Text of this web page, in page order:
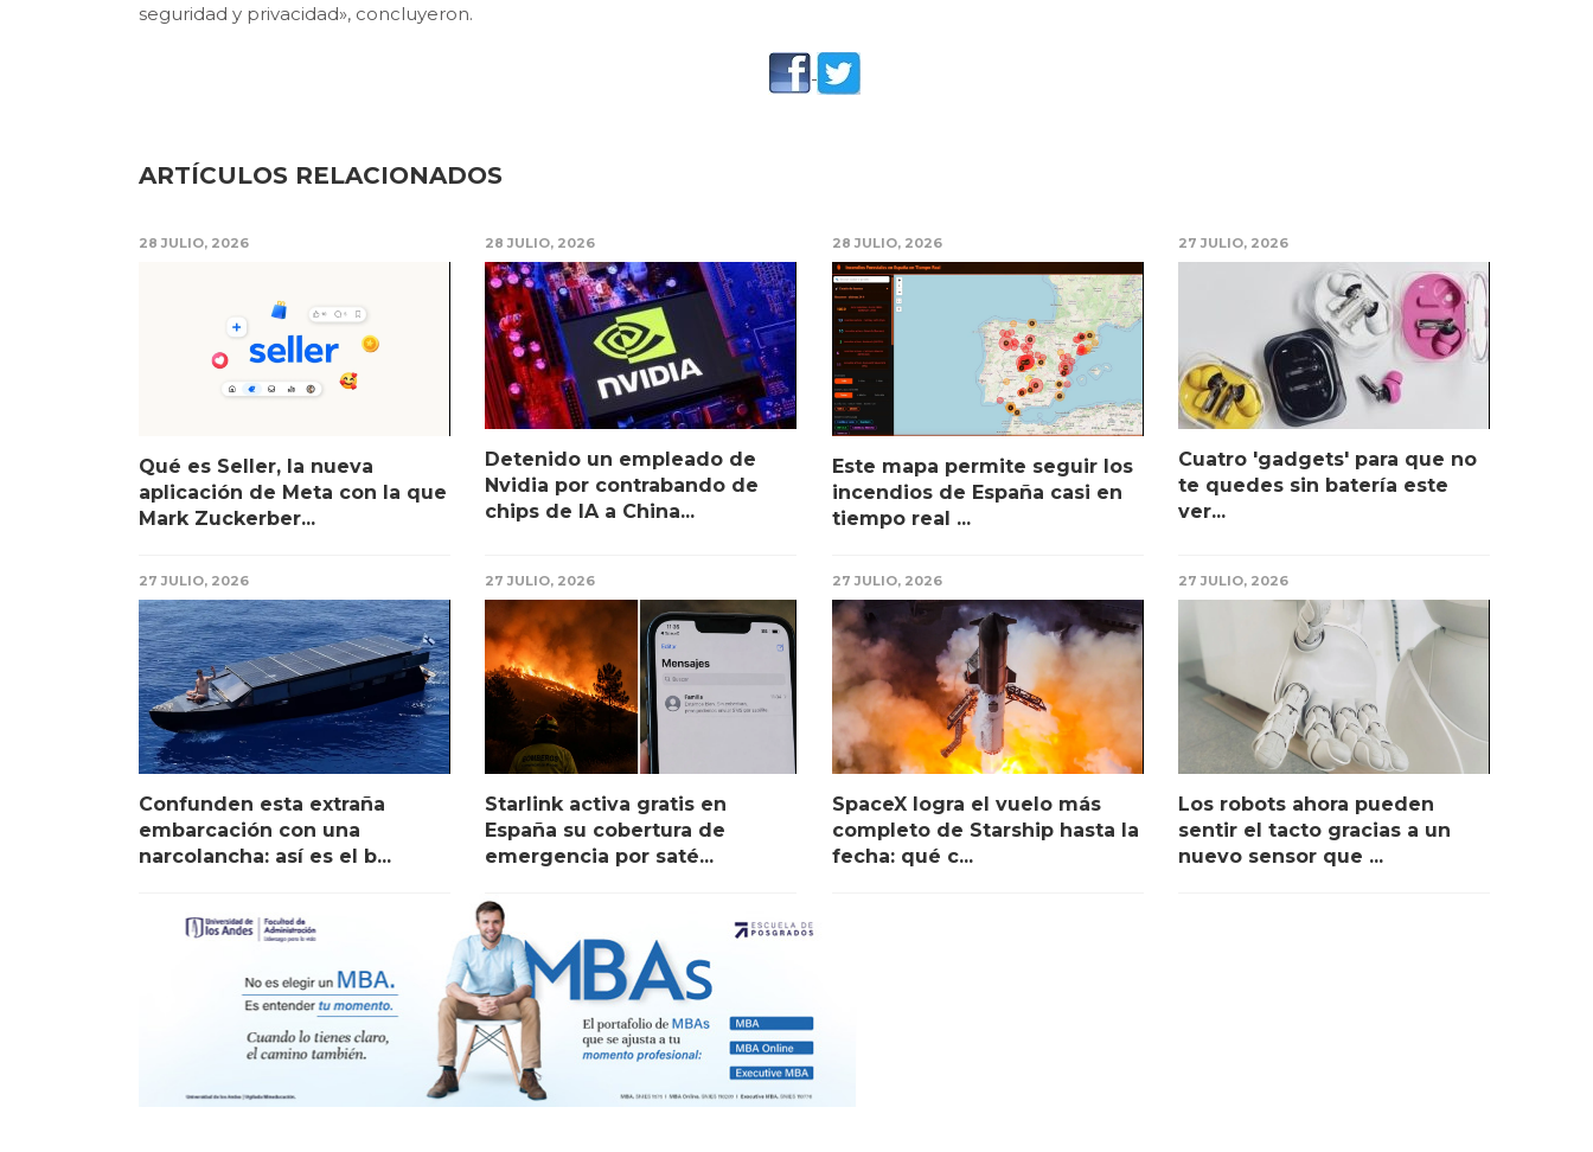
seguridad y privacidad», concluyeron.
ARTÍCULOS RELACIONADOS
28 JULIO, 2026
Qué es Seller, la nueva
aplicación de Meta con la que
Mark Zuckerber...
28 JULIO, 2026
Detenido un empleado de
Nvidia por contrabando de
chips de IA a China...
28 JULIO, 2026
Este mapa permite seguir los
incendios de España casi en
tiempo real ...
27 JULIO, 2026
Cuatro 'gadgets' para que no
te quedes sin batería este
ver...
27 JULIO, 2026
Confunden esta extraña
embarcación con una
narcolancha: así es el b...
27 JULIO, 2026
Starlink activa gratis en
España su cobertura de
emergencia por saté...
27 JULIO, 2026
SpaceX logra el vuelo más
completo de Starship hasta la
fecha: qué c...
27 JULIO, 2026
Los robots ahora pueden
sentir el tacto gracias a un
nuevo sensor que ...